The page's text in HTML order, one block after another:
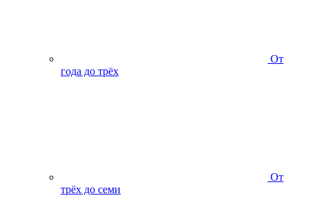
От
года до трёх
От
трёх до семи